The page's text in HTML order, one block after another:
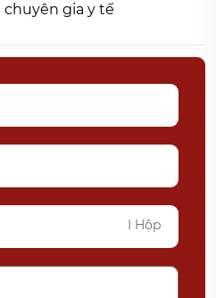
chuyên gia y tế
I Hộp